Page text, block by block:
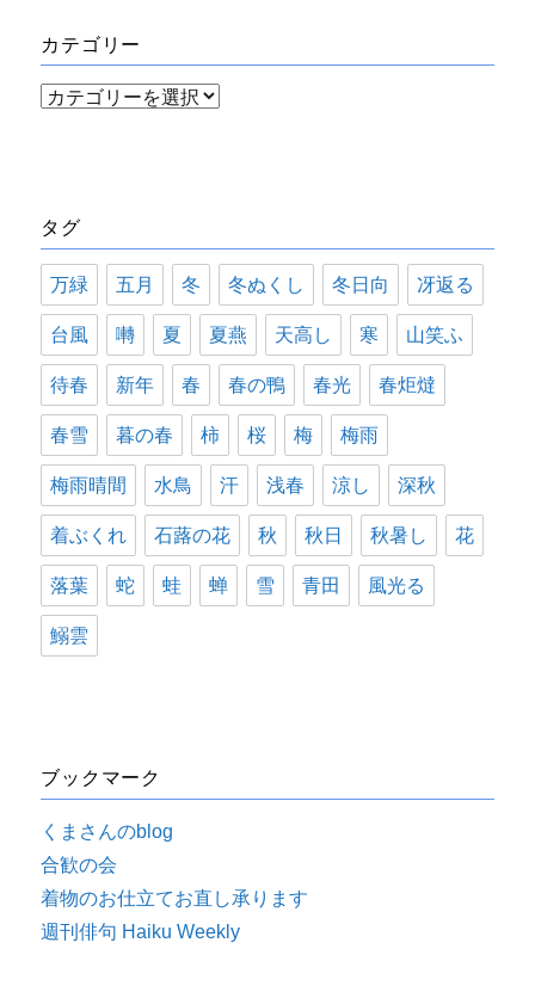
ブ
カテゴリー
カ
ー
タグ
万緑 五月 冬 冬ぬくし 冬日向 冴返る
台風 囀 夏 夏燕 天高し 寒 山笑ふ
待春 新年 春 春の鴨 春光 春炬燵
春雪 暮の春 柿 桜 梅 梅雨
梅雨晴間 水鳥 汗 浅春 涼し 深秋
着ぶくれ 石蕗の花 秋 秋日 秋暑し 花
落葉 蛇 蛙 蝉 雪 青田 風光る
鰯雲
ブックマーク
くまさんのblog
合歓の会
着物のお仕立てお直し承ります
週刊俳句 Haiku Weekly